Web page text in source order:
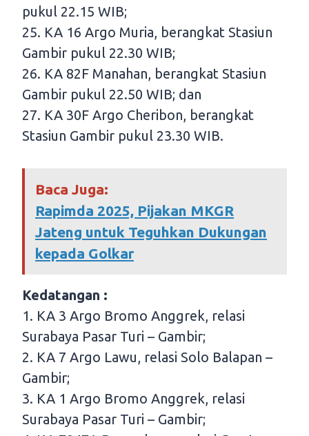
pukul 22.15 WIB;
25. KA 16 Argo Muria, berangkat Stasiun
Gambir pukul 22.30 WIB;
26. KA 82F Manahan, berangkat Stasiun
Gambir pukul 22.50 WIB; dan
27. KA 30F Argo Cheribon, berangkat
Stasiun Gambir pukul 23.30 WIB.
Baca Juga:
Rapimda 2025, Pijakan MKGR
Jateng untuk Teguhkan Dukungan
kepada Golkar
Kedatangan :
1. KA 3 Argo Bromo Anggrek, relasi
Surabaya Pasar Turi – Gambir;
2. KA 7 Argo Lawu, relasi Solo Balapan –
Gambir;
3. KA 1 Argo Bromo Anggrek, relasi
Surabaya Pasar Turi – Gambir;